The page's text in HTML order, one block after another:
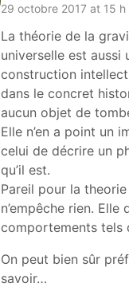
29 octobre 2017 at 15 h
La théorie de la
universelle est aussi
construction
dans le concret
aucun objet de
Elle n’en a point un
celui de décrire un
qu’il est.
Pareil pour la
n’empêche rien. Elle
comportements tels
On peut bien sûr
savoir…